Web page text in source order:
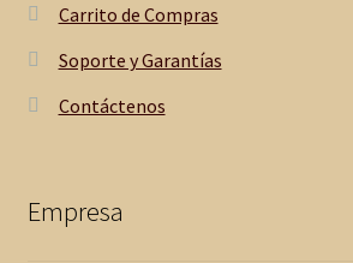
Carrito de Compras
Soporte y Garantías
Contáctenos
Empresa